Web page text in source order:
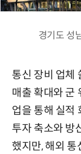
경기도 성
통신 장비 업체
매출 확대와 군
업을 통해 실적
투자 축소와 방
했지만, 해외